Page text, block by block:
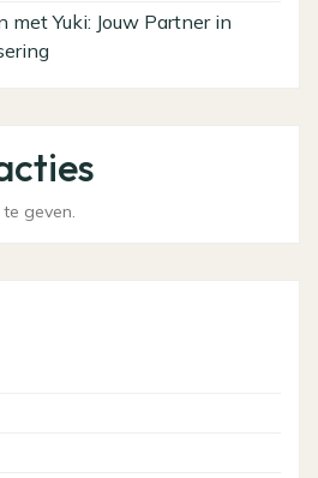
met Yuki: Jouw Partner in
geven.